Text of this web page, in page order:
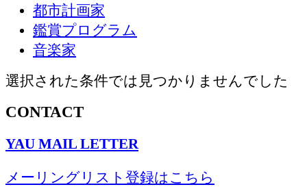
都市計画家
鑑賞プログラム
音楽家
選択された条件では見つかりませんでした
CONTACT
YAU MAIL LETTER
メーリングリスト登録はこちら